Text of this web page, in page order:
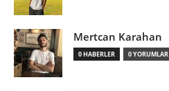
Mertcan Karahan
0 HABERLER 0 YORUMLAR